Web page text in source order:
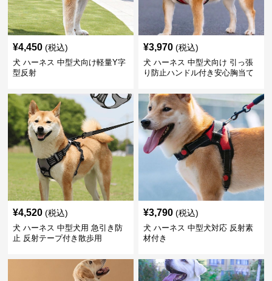
¥4,450 (税込)
犬 ハーネス 中型犬向け軽量Y字
型反射
¥3,970 (税込)
犬 ハーネス 中型犬向け 引っ張
り防止ハンドル付き安心胸当て
¥4,520 (税込)
犬 ハーネス 中型犬用 急引き防
止 反射テープ付き散歩用
¥3,790 (税込)
犬 ハーネス 中型犬対応 反射素
材付き